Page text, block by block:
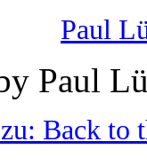
Paul
Paul
Back to